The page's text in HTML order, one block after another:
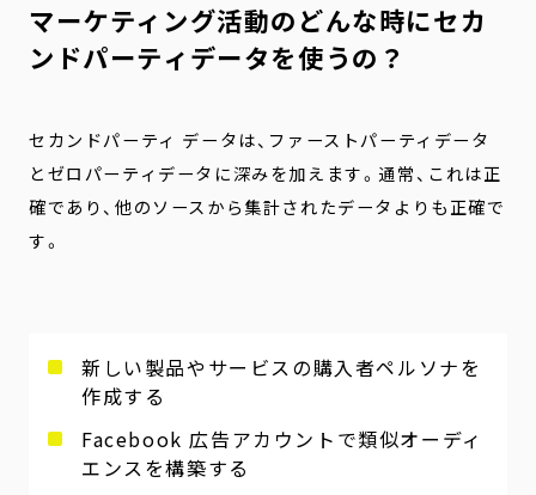
マーケティング活動のどんな時にセカ
ンドパーティデータを使うの？
セカンドパーティ データは、ファーストパーティデータ
とゼロパーティデータに深みを加えます。通常、これは正
確であり、他のソースから集計されたデータよりも正確で
す。
新しい製品やサービスの購入者ペルソナを
作成する
Facebook 広告アカウントで類似オーディ
エンスを構築する